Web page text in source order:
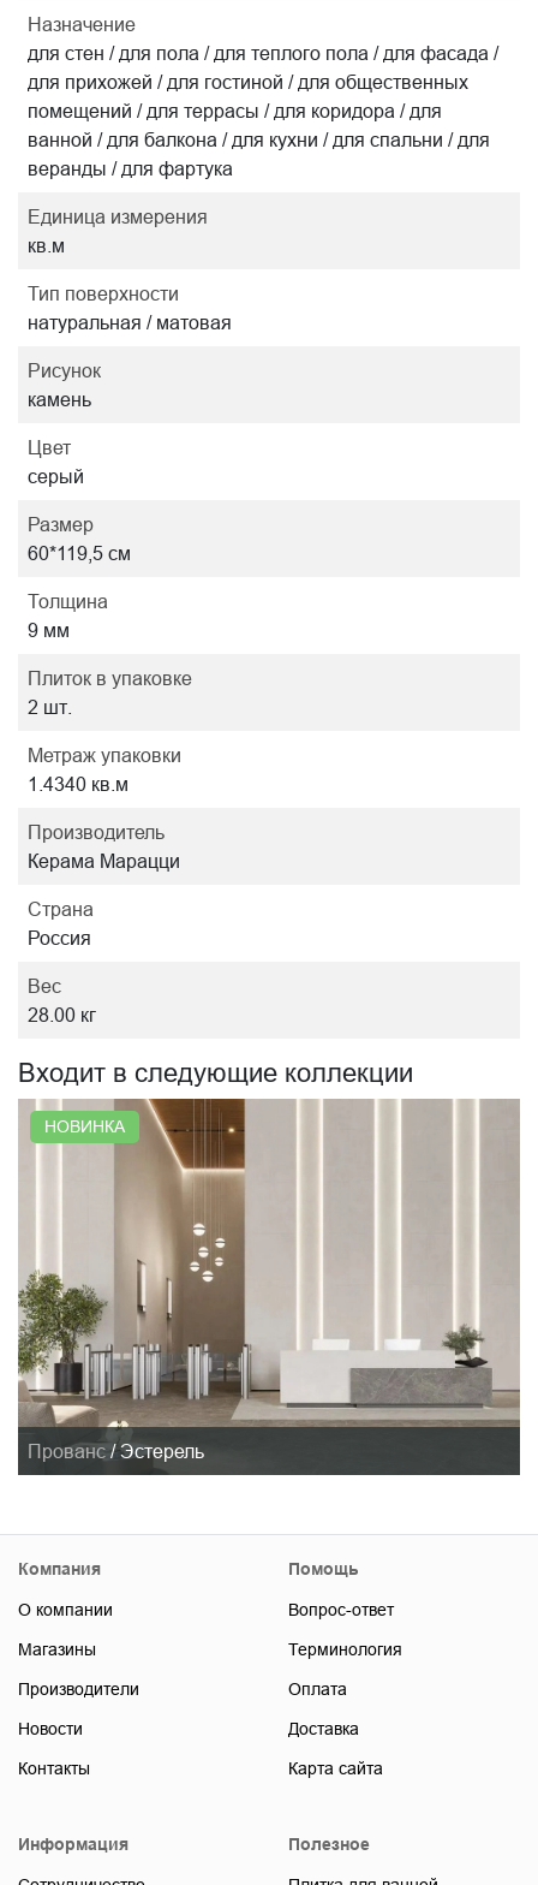
Назначение
для стен / для пола / для теплого пола / для фасада /
для прихожей / для гостиной / для общественных
помещений / для террасы / для коридора / для
ванной / для балкона / для кухни / для спальни / для
веранды / для фартука
Единица измерения
кв.м
Тип поверхности
натуральная / матовая
Рисунок
камень
Цвет
серый
Размер
60*119,5 см
Толщина
9 мм
Плиток в упаковке
2 шт.
Метраж упаковки
1.4340 кв.м
Производитель
Керама Марацци
Страна
Россия
Вес
28.00 кг
Входит в следующие коллекции
НОВИНКА
Прованс / Эстерель
Компания
О компании
Магазины
Производители
Новости
Контакты
Помощь
Вопрос-ответ
Терминология
Оплата
Доставка
Карта сайта
Информация Полезное